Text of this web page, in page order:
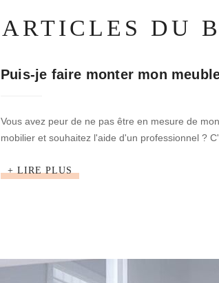
ARTICLES DU
Puis-je faire monter mon
Vous avez peur de ne pas être en mesure de
mobilier et souhaitez l'aide d'un professionnel ?
+ LIRE PLUS